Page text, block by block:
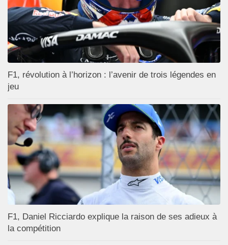
F1, révolution à l’horizon : l’avenir de trois légendes en
jeu
F1, Daniel Ricciardo explique la raison de ses adieux à
la compétition